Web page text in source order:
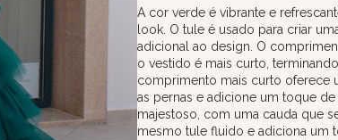
A cor verde é vibrante e
look. O tule é usado para criar
adicional ao design. O
o vestido é mais curto,
comprimento mais curto oferece
as pernas e adicione um toque
majestoso, com uma cauda que
mesmo tule fluido e adiciona um